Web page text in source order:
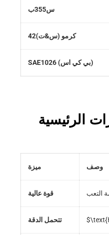
س355ب
42كرمو (س&ت)
SAE1026 (بي كي اس)
الرئيسية
ميزة وصف
قوة عالية
تتحمل الدقة